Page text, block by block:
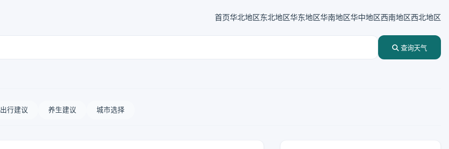
首页华北地区东北地区华东地区华南地区华中地区西南地区西北地区
查询天气
出行建议 养生建议 城市选择